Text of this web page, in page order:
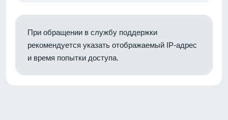
При обращении в службу поддержки
рекомендуется указать отображаемый IP-адрес
и время попытки доступа.